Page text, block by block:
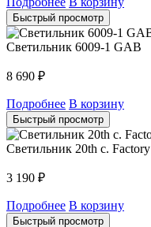
Быстрый просмотр
Светильник 6009-1 GAB
8 690 ₽
Подробнее В корзину
Быстрый просмотр
Светильник 20th c.
3 190 ₽
Подробнее В корзину
Быстрый просмотр